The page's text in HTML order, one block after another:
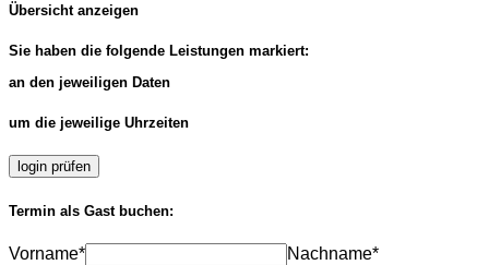
Übersicht anzeigen
Sie haben die folgende Leistungen markiert:
an den jeweiligen Daten
um die jeweilige Uhrzeiten
login prüfen
Termin als Gast buchen:
Vorname*
Nachname*